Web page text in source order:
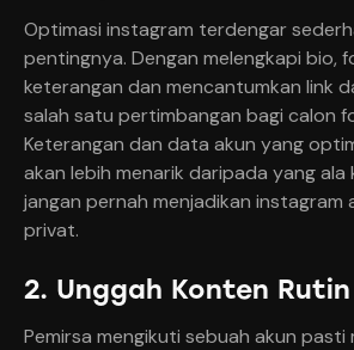
Optimasi instagram terdengar
pentingnya. Dengan melengkapi bio,
keterangan dan mencantumkan link
salah satu pertimbangan bagi calon
Keterangan dan data akun yang
akan lebih menarik daripada yang ala
jangan pernah menjadikan instagram
privat.
2. Unggah Konten Rutin
Pemirsa mengikuti sebuah akun pasti